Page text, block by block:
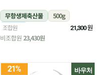
무항생제축산물
500g
냉장
조합원 21,300원
비조합원 23,430원
바우처
21%